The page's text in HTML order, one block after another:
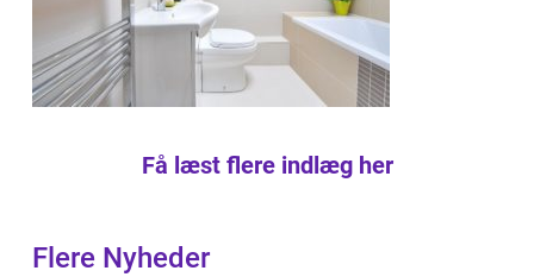
Få læst flere indlæg her
Flere Nyheder